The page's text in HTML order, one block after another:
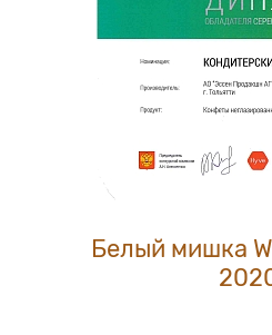
Белый мишка